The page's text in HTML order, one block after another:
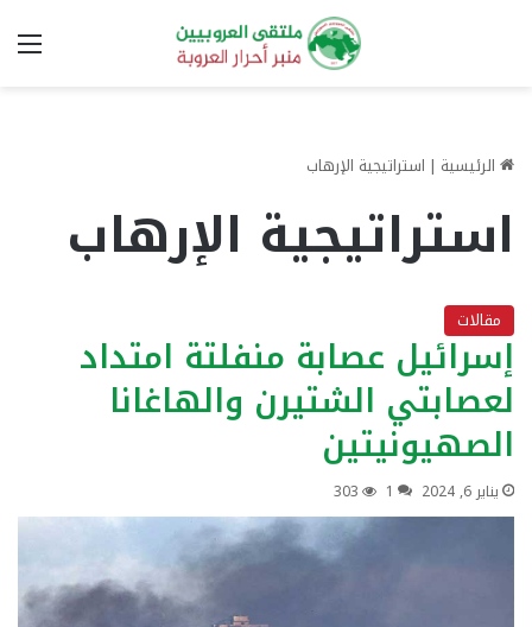
الرئيسية | استراتيجية الإرهاب
استراتيجية الإرهاب
مقالات
إسرائيل عصابة منفلتة امتداد
لعصابتي الشتيرن والهاغانا
الصهيونيتين
يناير 6, 2024 1
303